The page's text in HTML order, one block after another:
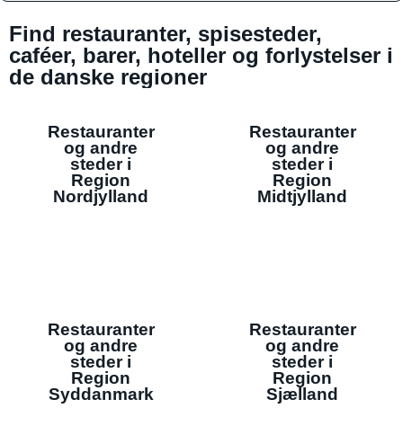
Find restauranter, spisesteder,
caféer, barer, hoteller og forlystelser i
de danske regioner
Restauranter
og andre
steder i
Region
Nordjylland
Restauranter
og andre
steder i
Region
Midtjylland
Restauranter
og andre
steder i
Region
Syddanmark
Restauranter
og andre
steder i
Region
Sjælland